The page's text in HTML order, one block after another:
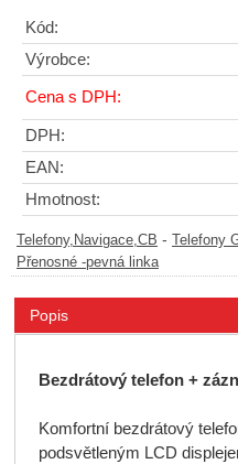
Kód:
Výrobce:
Cena s DPH:
DPH:
EAN:
Hmotnost:
Telefony,Navigace,CB - Telefony
Přenosné -pevná linka
Popis
Bezdrátový telefon +
Komfortní bezdrátový
podsvětleným LCD